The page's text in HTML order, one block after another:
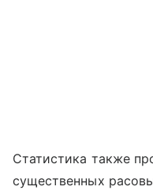
Статистика также
существенных